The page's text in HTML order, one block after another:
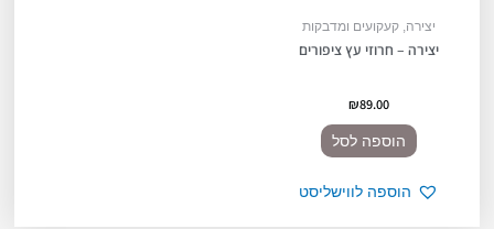
יצירה, קעקועים ומדבקות
יצירה – חרוזי עץ ציפורים
₪89.00
הוספה לסל
הוספה לווישליסט